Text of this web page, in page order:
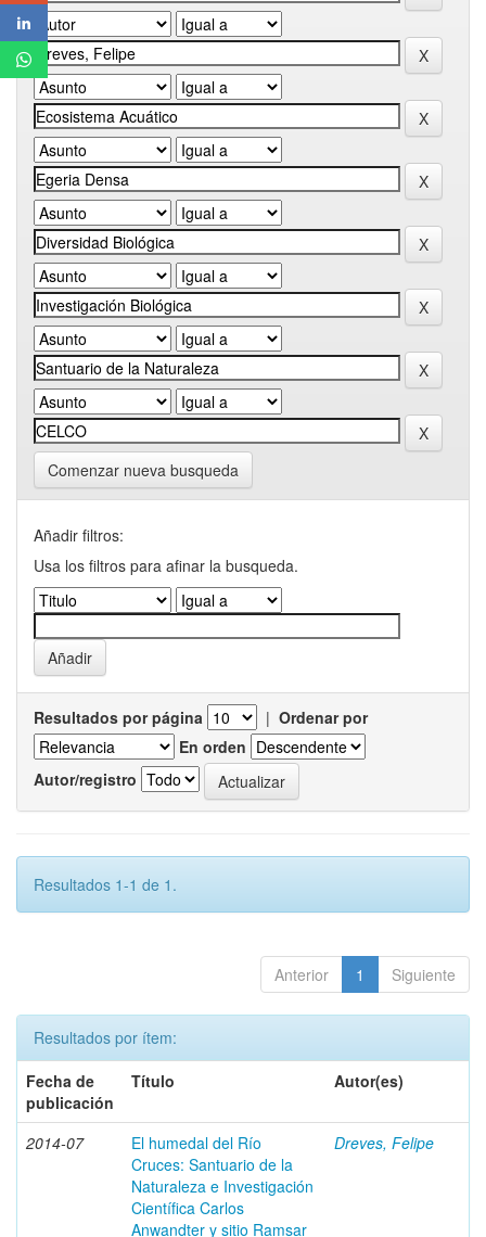
Comenzar nueva busqueda
Añadir filtros:
Usa los filtros para afinar la busqueda.
Resultados por página | Ordenar por
En orden
Autor/registro
Resultados 1-1 de 1.
Anterior 1 Siguiente
Resultados por ítem:
Fecha de
publicación
Título Autor(es)
2014-07
El humedal del Río
Cruces: Santuario de la
Naturaleza e Investigación
Científica Carlos
Anwandter y sitio Ramsar
Dreves, Felipe